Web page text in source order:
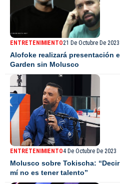
ENTRETENIMIENTO21 De Octubre De 2023
Alofoke realizará presentación
Garden sin Molusco
ENTRETENIMIENTO4 De Octubre De 2023
Molusco sobre Tokischa:
mí no es tener talento”